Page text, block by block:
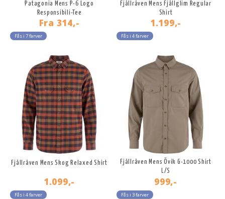
Patagonia Mens P-6 Logo
Responsibili-Tee
Fra 314,-
Fås i 7 farver
Fjällräven Mens Fjällglim Regular
Shirt
1.199,-
Fås i 4 farver
Fjällräven Mens Skog Relaxed Shirt
1.099,-
Fås i 4 farver
Fjällräven Mens Övik G-1000 Shirt
L/S
999,-
Fås i 3 farver